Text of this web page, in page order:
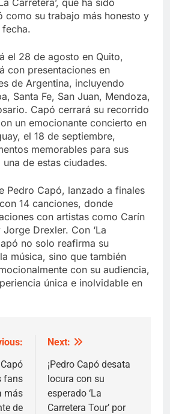
como su trabajo más honesto y
el 28 de agosto en Quito,
con presentaciones en
de Argentina, incluyendo
Santa Fe, San Juan, Mendoza,
Capó cerrará su recorrido
un emocionante concierto en
el 18 de septiembre,
memorables para sus
de estas ciudades.
Pedro Capó, lanzado a finales
14 canciones, donde
con artistas como Carín
Drexler. Con ‘La
no solo reafirma su
música, sino que también
con su audiencia,
única e inolvidable en
fans
más
de
Next:
¡Pedro Capó desata
locura con su
esperado ‘La
Carretera Tour’ por